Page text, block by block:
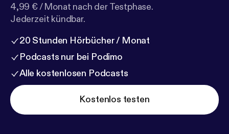
4,99 € / Monat nach der Testphase.
Jederzeit kündbar.
20 Stunden Hörbücher / Monat
Podcasts nur bei Podimo
Alle kostenlosen Podcasts
Kostenlos testen